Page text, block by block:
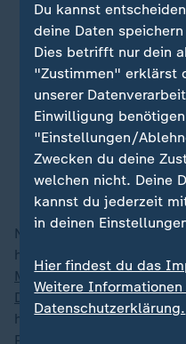
aber nicht nur
klare Regeln
mit Dritten.
Compliance-
wir diese
nehmen.
Bettina Schausten, ZDF-
Nachdem die israelische
hatte,
Mitgliedschaft des
Dienstleisters PMP in der
hatte das ZDF die
Produktionsfirma
Du kannst
deine Daten
Dies betrifft nur dein
"Zustimmen" erklärst
unserer
Einwilligung
"Einstellungen/
Zwecken du deine
welchen nicht. Deine
kannst du jederzeit
in deinen
Hier findest du das
Weitere
Datenschutzerklärung.